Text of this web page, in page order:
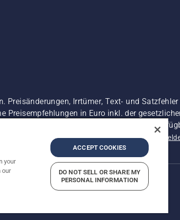
Preisänderungen, Irrtümer, Text- und
Preisempfehlungen in Euro inkl. der
es sei denn sie sind für den direkten Kauf
Impressum Vermutete Verstöße
your
our
ACCEPT COOKIES
DO NOT SELL OR SHARE MY
PERSONAL INFORMATION